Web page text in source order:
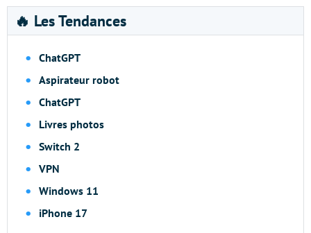
🔥 Les Tendances
ChatGPT
Aspirateur robot
ChatGPT
Livres photos
Switch 2
VPN
Windows 11
iPhone 17